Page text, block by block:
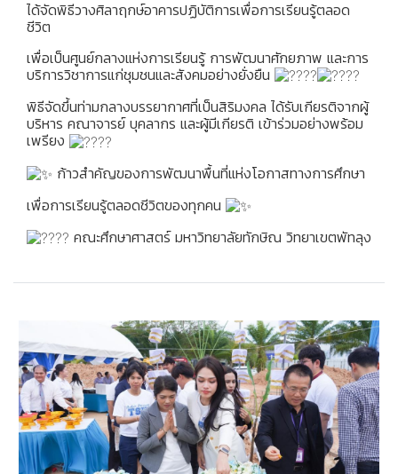
ได้จัดพิธีวางศิลาฤกษ์อาคารปฏิบัติการเพื่อการเรียนรู้ตลอด
ชีวิต
เพื่อเป็นศูนย์กลางแห่งการเรียนรู้ การพัฒนาศักยภาพ และการ
บริการวิชาการแก่ชุมชนและสังคมอย่างยั่งยืน
พิธีจัดขึ้นท่ามกลางบรรยากาศที่เป็นสิริมงคล ได้รับเกียรติจากผู้
บริหาร คณาจารย์ บุคลากร และผู้มีเกียรติ เข้าร่วมอย่างพร้อม
เพรียง
ก้าวสำคัญของการพัฒนาพื้นที่แห่งโอกาสทางการศึกษา
เพื่อการเรียนรู้ตลอดชีวิตของทุกคน
คณะศึกษาศาสตร์ มหาวิทยาลัยทักษิณ วิทยาเขตพัทลุง